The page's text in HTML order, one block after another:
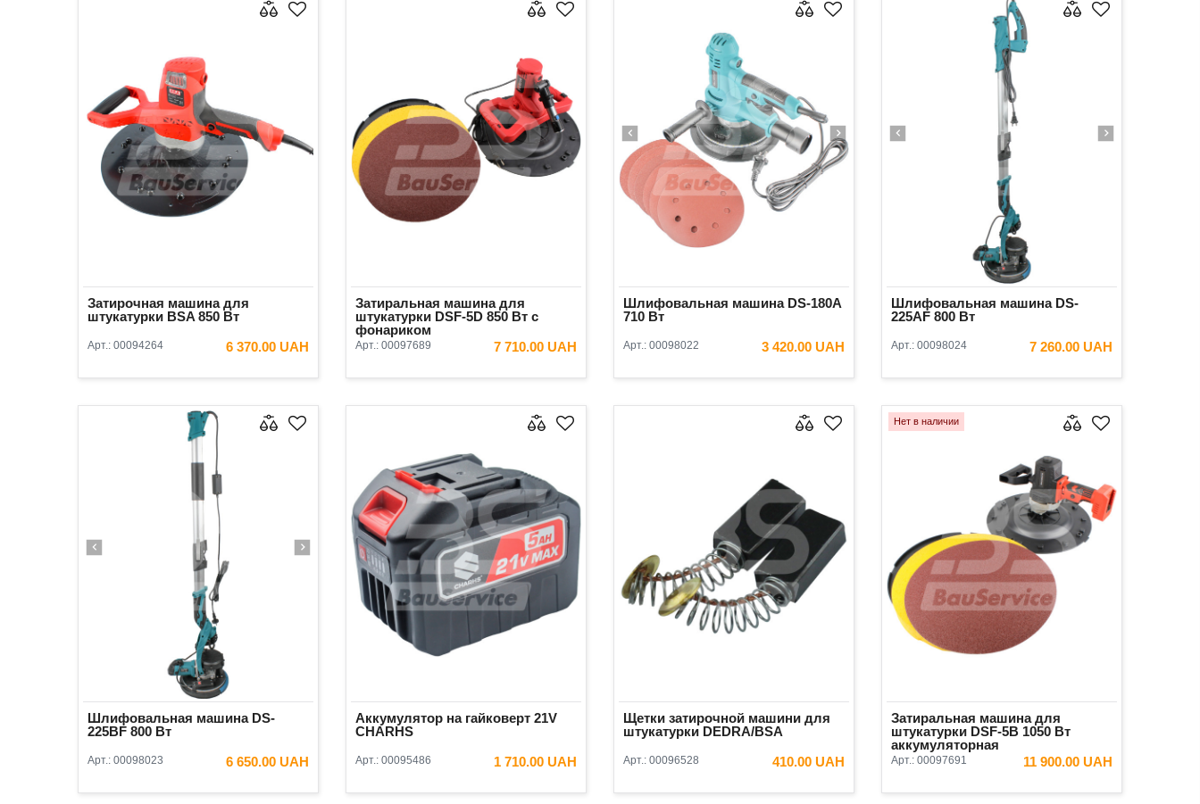
Затирочная машина для
штукатурки BSA 850 Вт
Арт.: 00094264 6 370.00 UAH
В КОРЗИНУ
Затиральная машина для
штукатурки DSF-5D 850 Вт с
фонариком
Арт.: 00097689 7 710.00 UAH
В КОРЗИНУ
Шлифовальная машина DS-180A
710 Вт
Арт.: 00098022 3 420.00 UAH
В КОРЗИНУ
Шлифовальная машина DS-
225AF 800 Вт
Арт.: 00098024 7 260.00 UAH
В КОРЗИНУ
Шлифовальная машина DS-
225BF 800 Вт
Арт.: 00098023 6 650.00 UAH
В КОРЗИНУ
Аккумулятор на гайковерт 21V
CHARHS
Арт.: 00095486 1 710.00 UAH
В КОРЗИНУ
Щетки затирочной машини для
штукатурки DEDRA/BSA
Арт.: 00096528 410.00 UAH
В КОРЗИНУ
Нет в наличии
Затиральная машина для
штукатурки DSF-5B 1050 Вт
аккумуляторная
Арт.: 00097691 11 900.00 UAH